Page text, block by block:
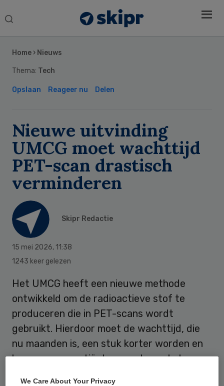
Search
Home › Nieuws
Thema: Tech
Opslaan Reageer nu Delen
Nieuwe uitvinding
UMCG moet wachttijd
PET-scan drastisch
verminderen
Skipr Redactie
15 mei 2026, 11:38
1243 keer gelezen
Het UMCG heeft een nieuwe methode
ontwikkeld om de radioactieve stof te
produceren die in PET-scans wordt
gebruikt. Hierdoor moet de wachttijd, die
nu maanden is, een stuk korter worden en
kunnen meer patiënten worden geholpen.
Sidebar
We Care About Your Privacy